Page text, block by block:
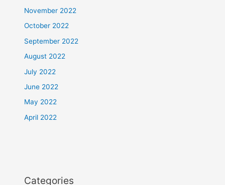
November 2022
October 2022
September 2022
August 2022
July 2022
June 2022
May 2022
April 2022
Categories